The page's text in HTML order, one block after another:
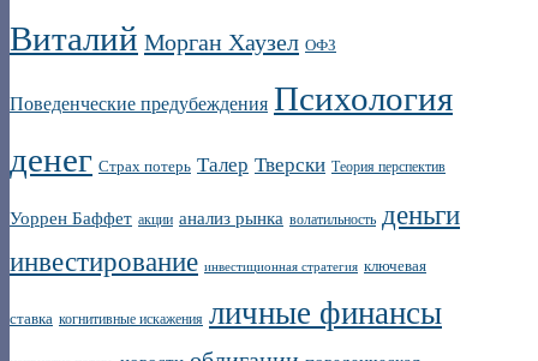
Виталий Морган Хаузел ОФЗ
Поведенческие предубеждения Психология
денег Страх потерь Талер Тверски Теория перспектив
Уоррен Баффет акции анализ рынка волатильность деньги
инвестирование инвестиционная стратегия ключевая
ставка когнитивные искажения личные финансы